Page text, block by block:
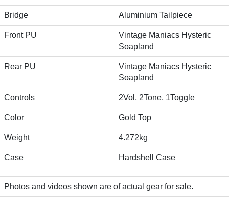
Bridge Aluminium Tailpiece
Front PU
Vintage Maniacs Hysteric
Soapland
Rear PU
Vintage Maniacs Hysteric
Soapland
Controls 2Vol, 2Tone, 1Toggle
Color Gold Top
Weight 4.272kg
Case Hardshell Case
Photos and videos shown are of actual gear for sale.